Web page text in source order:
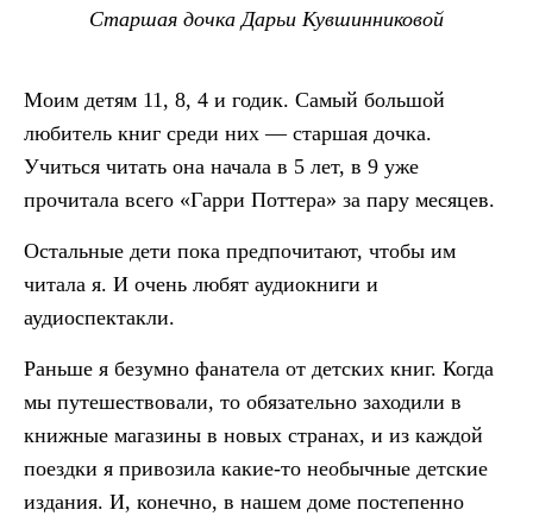
Старшая дочка Дарьи Кувшинниковой
Моим детям 11, 8, 4 и годик. Самый большой
любитель книг среди них — старшая дочка.
Учиться читать она начала в 5 лет, в 9 уже
прочитала всего «Гарри Поттера» за пару месяцев.
Остальные дети пока предпочитают, чтобы им
читала я. И очень любят аудиокниги и
аудиоспектакли.
Раньше я безумно фанатела от детских книг. Когда
мы путешествовали, то обязательно заходили в
книжные магазины в новых странах, и из каждой
поездки я привозила какие-то необычные детские
издания. И, конечно, в нашем доме постепенно